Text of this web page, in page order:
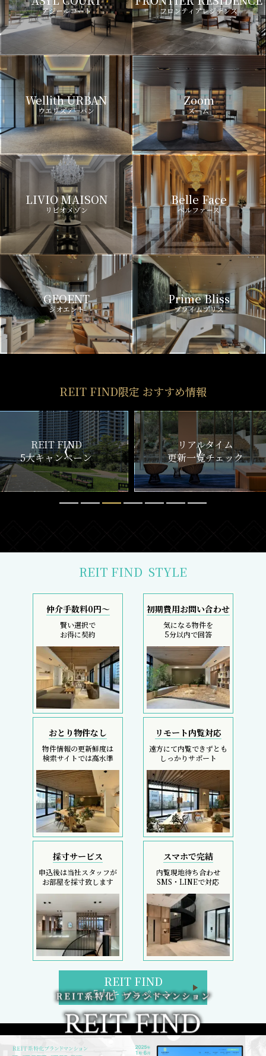
アジールコート フロンティアレジデンス
Wellith URBAN
ウエリスアーバン
Zoom
ズーム
LIVIO MAISON
リビオメゾン
Belle Face
ベルファース
GEOENT
ジオエント
Prime Bliss
プライムブリス
REIT FIND限定 おすすめ情報
ン
リアルタイム
更新一覧チェック
新
REIT FIND STYLE
仲介手数料0円～
賢い選択で
お得に契約
初期費用お問い合わせ
気になる物件を
5分以内で回答
おとり物件なし
物件情報の更新鮮度は
検索サイトでは高水準
リモート内覧対応
遠方にて内覧できずとも
しっかりサポート
採寸サービス
申込後は当社スタッフが
お部屋を採寸致します
スマホで完結
内覧現地待ち合わせ
SMS・LINEで対応
REIT FIND
5大キャンペーン